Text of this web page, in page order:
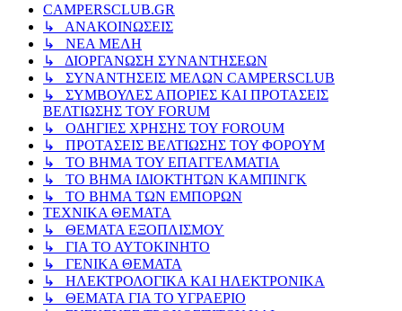
CAMPERSCLUB.GR
↳ ΑΝΑΚΟΙΝΩΣΕΙΣ
↳ ΝΕΑ ΜΕΛΗ
↳ ΔΙΟΡΓΑΝΩΣΗ ΣΥΝΑΝΤΗΣΕΩΝ
↳ ΣΥΝΑΝΤΗΣΕΙΣ ΜΕΛΩΝ CAMPERSCLUB
↳ ΣΥΜΒΟΥΛΕΣ ΑΠΟΡΙΕΣ ΚΑΙ ΠΡΟΤΑΣΕΙΣ
ΒΕΛΤΙΩΣΗΣ ΤΟΥ FORUM
↳ ΟΔΗΓΙΕΣ ΧΡΗΣΗΣ ΤΟΥ FOROUM
↳ ΠΡΟΤΑΣΕΙΣ ΒΕΛΤΙΩΣΗΣ ΤΟΥ ΦΟΡΟΥΜ
↳ ΤΟ ΒΗΜΑ ΤΟΥ ΕΠΑΓΓΕΛΜΑΤΙΑ
↳ ΤΟ ΒΗΜΑ ΙΔΙΟΚΤΗΤΩΝ ΚΑΜΠΙΝΓΚ
↳ ΤΟ ΒΗΜΑ ΤΩΝ ΕΜΠΟΡΩΝ
ΤΕΧΝΙΚΑ ΘΕΜΑΤΑ
↳ ΘΕΜΑΤΑ ΕΞΟΠΛΙΣΜΟΥ
↳ ΓΙΑ ΤΟ ΑΥΤΟΚΙΝΗΤΟ
↳ ΓΕΝΙΚΑ ΘΕΜΑΤΑ
↳ ΗΛΕΚΤΡΟΛΟΓΙΚΑ ΚΑΙ ΗΛΕΚΤΡΟΝΙΚΑ
↳ ΘΕΜΑΤΑ ΓΙΑ ΤΟ ΥΓΡΑΕΡΙΟ